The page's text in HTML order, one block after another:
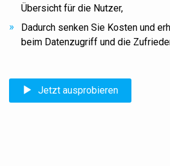
Übersicht für die Nutzer,
Dadurch senken Sie Kosten und
beim Datenzugriff und die
Jetzt ausprobieren